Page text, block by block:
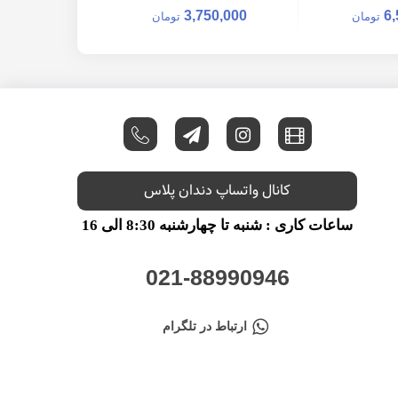
تومان
Punch - فتاح طب
3,750,000 تومان
کانال واتساپ دندان پلاس
ساعات کاری : شنبه تا چهارشنبه 8:30 الی 16
021-88990946
ارتباط در تلگرام